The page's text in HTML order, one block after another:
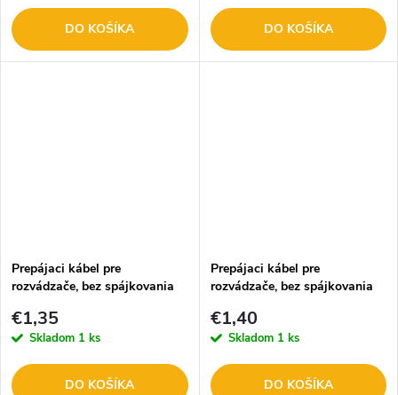
DO KOŠÍKA DO KOŠÍKA
Prepájaci kábel pre
rozvádzače, bez spájkovania
€1,35
Skladom 1 ks
DO KOŠÍKA
Prepájaci kábel pre
rozvádzače, bez spájkovania
€1,40
Skladom 1 ks
DO KOŠÍKA